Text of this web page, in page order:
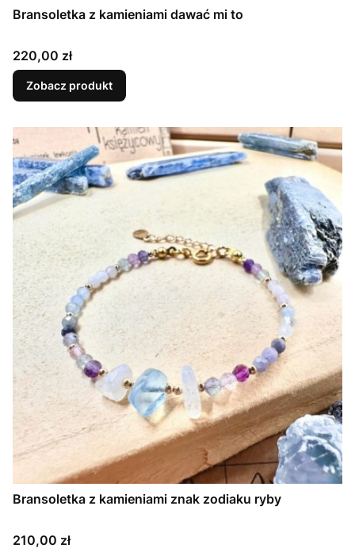
Bransoletka z kamieniami dawać mi to
Cena
220,00 zł
Zobacz produkt
Bransoletka z kamieniami znak zodiaku ryby
Cena
210,00 zł